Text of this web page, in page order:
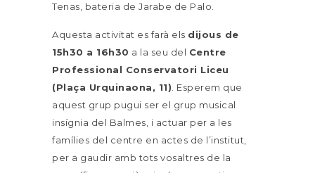
Tenas, bateria de Jarabe de Palo.
Aquesta activitat es farà els dijous de
15h30 a 16h30 a la seu del Centre
Professional Conservatori Liceu
(Plaça Urquinaona, 11) . Esperem que
aquest grup pugui ser el grup musical
insígnia del Balmes, i actuar per a les
famílies del centre en actes de l’institut,
per a gaudir amb tots vosaltres de la